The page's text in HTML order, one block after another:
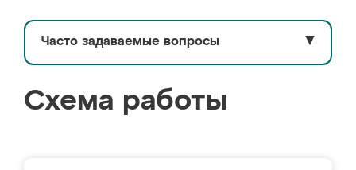
Часто задаваемые вопросы ▼
Схема работы